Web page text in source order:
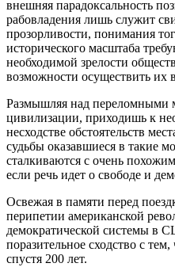
внешняя парадоксальность
рабовладения лишь служит
прозорливости, понимания
исторического масштаба
необходимой зрелости
возможности осуществить их
Размышляя над переломными
цивилизации, приходишь к
несходстве обстоятельств
судьбы оказавшиеся в такие
сталкиваются с очень
если речь идет о свободе и
Освежая в памяти перед
перипетии американской
демократической системы в
поразительное сходство с
спустя 200 лет.